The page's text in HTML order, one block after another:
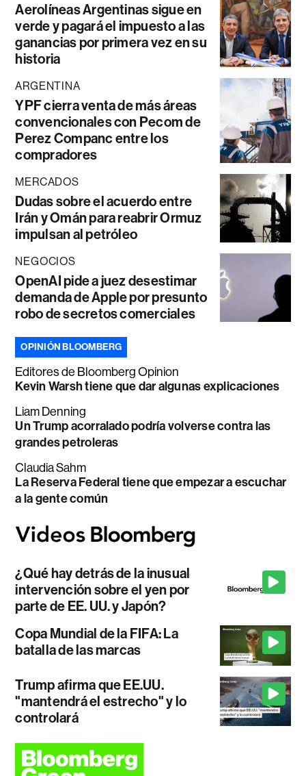
Aerolíneas Argentinas sigue en
verde y pagará el impuesto a las
ganancias por primera vez en su
historia
ARGENTINA
YPF cierra venta de más áreas
convencionales con Pecom de
Perez Companc entre los
compradores
MERCADOS
Dudas sobre el acuerdo entre
Irán y Omán para reabrir Ormuz
impulsan al petróleo
NEGOCIOS
OpenAI pide a juez desestimar
demanda de Apple por presunto
robo de secretos comerciales
OPINIÓN BLOOMBERG
Editores de Bloomberg Opinion
Kevin Warsh tiene que dar algunas explicaciones
Liam Denning
Un Trump acorralado podría volverse contra las
grandes petroleras
Claudia Sahm
La Reserva Federal tiene que empezar a escuchar
a la gente común
¿Qué hay detrás de la inusual
intervención sobre el yen por
parte de EE. UU. y Japón?
Copa Mundial de la FIFA: La
batalla de las marcas
Trump afirma que EE.UU.
"mantendrá el estrecho" y lo
controlará